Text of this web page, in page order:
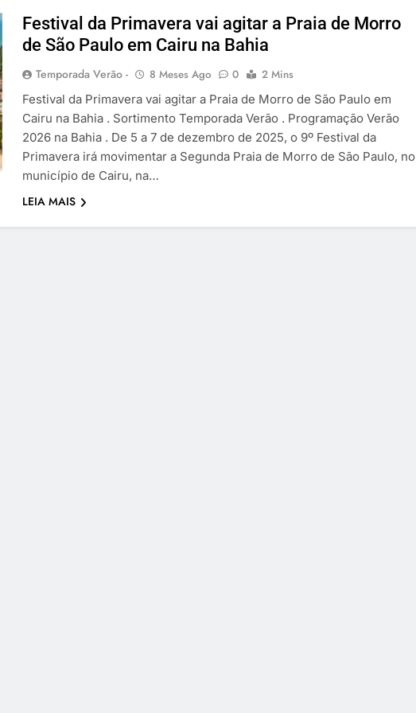
Festival da Primavera vai agitar a Praia de Morro
de São Paulo em Cairu na Bahia
Temporada Verão - 8 Meses Ago 0
2 Mins
Festival da Primavera vai agitar a Praia de Morro de São Paulo em
Cairu na Bahia . Sortimento Temporada Verão . Programação Verão
2026 na Bahia . De 5 a 7 de dezembro de 2025, o 9º Festival da
Primavera irá movimentar a Segunda Praia de Morro de São Paulo, no
município de Cairu, na…
LEIA MAIS